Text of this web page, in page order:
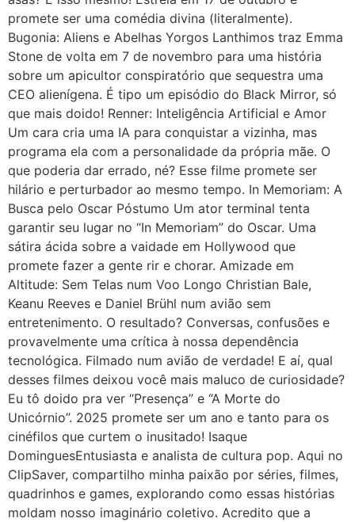
promete ser uma comédia divina (literalmente).
Bugonia: Aliens e Abelhas Yorgos Lanthimos traz Emma
Stone de volta em 7 de novembro para uma história
sobre um apicultor conspiratório que sequestra uma
CEO alienígena. É tipo um episódio do Black Mirror, só
que mais doido! Renner: Inteligência Artificial e Amor
Um cara cria uma IA para conquistar a vizinha, mas
programa ela com a personalidade da própria mãe. O
que poderia dar errado, né? Esse filme promete ser
hilário e perturbador ao mesmo tempo. In Memoriam: A
Busca pelo Oscar Póstumo Um ator terminal tenta
garantir seu lugar no “In Memoriam” do Oscar. Uma
sátira ácida sobre a vaidade em Hollywood que
promete fazer a gente rir e chorar. Amizade em
Altitude: Sem Telas num Voo Longo Christian Bale,
Keanu Reeves e Daniel Brühl num avião sem
entretenimento. O resultado? Conversas, confusões e
provavelmente uma crítica à nossa dependência
tecnológica. Filmado num avião de verdade! E aí, qual
desses filmes deixou você mais maluco de curiosidade?
Eu tô doido pra ver “Presença” e “A Morte do
Unicórnio”. 2025 promete ser um ano e tanto para os
cinéfilos que curtem o inusitado! Isaque
DominguesEntusiasta e analista de cultura pop. Aqui no
ClipSaver, compartilho minha paixão por séries, filmes,
quadrinhos e games, explorando como essas histórias
moldam nosso imaginário coletivo. Acredito que a